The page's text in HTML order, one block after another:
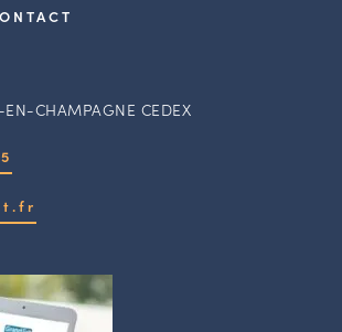
CHAMPAGNE CEDEX